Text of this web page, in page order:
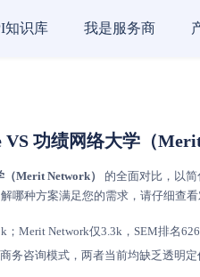
知识库 我是服务商
功绩网络大学（
Merit Network）
的全面对比，以
哪种方案满足您的需求，请仔细查看
Merit Network仅3.3k，SEM排名
务咨询模式，两者当前均缺乏透明